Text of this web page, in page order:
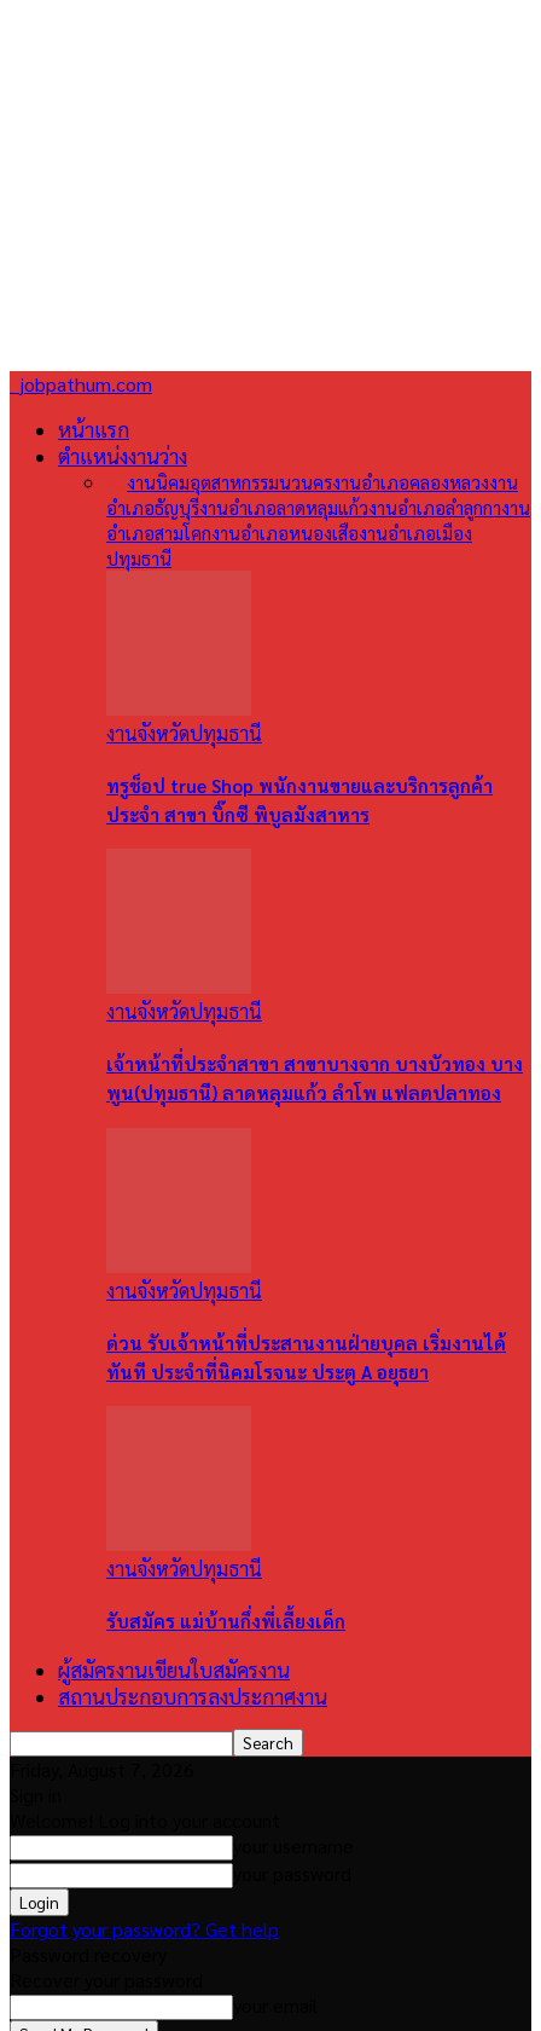
jobpathum.com
หน้าแรก
ตำแหน่งงานว่าง
งานนิคมอุตสาหกรรมนวนครงานอำเภอคลองหลวงงาน
อำเภอธัญบุรีงานอำเภอลาดหลุมแก้วงานอำเภอลำลูกกางาน
อำเภอสามโคกงานอำเภอหนองเสืองานอำเภอเมือง
ปทุมธานี
งานจังหวัดปทุมธานี
ทรูช็อป true Shop พนักงานขายและบริการลูกค้า
ประจำ สาขา บิ๊กซี พิบูลมังสาหาร
งานจังหวัดปทุมธานี
เจ้าหน้าที่ประจำสาขา สาขาบางจาก บางบัวทอง บาง
พูน(ปทุมธานี) ลาดหลุมแก้ว ลำโพ แฟลตปลาทอง
งานจังหวัดปทุมธานี
ด่วน รับเจ้าหน้าที่ประสานงานฝ่ายบุคล เริ่มงานได้
ทันที ประจำที่นิคมโรจนะ ประตู A อยุธยา
งานจังหวัดปทุมธานี
รับสมัคร แม่บ้านกึ่งพี่เลี้ยงเด็ก
ผู้สมัครงานเขียนใบสมัครงาน
สถานประกอบการลงประกาศงาน
Forgot your password? Get help